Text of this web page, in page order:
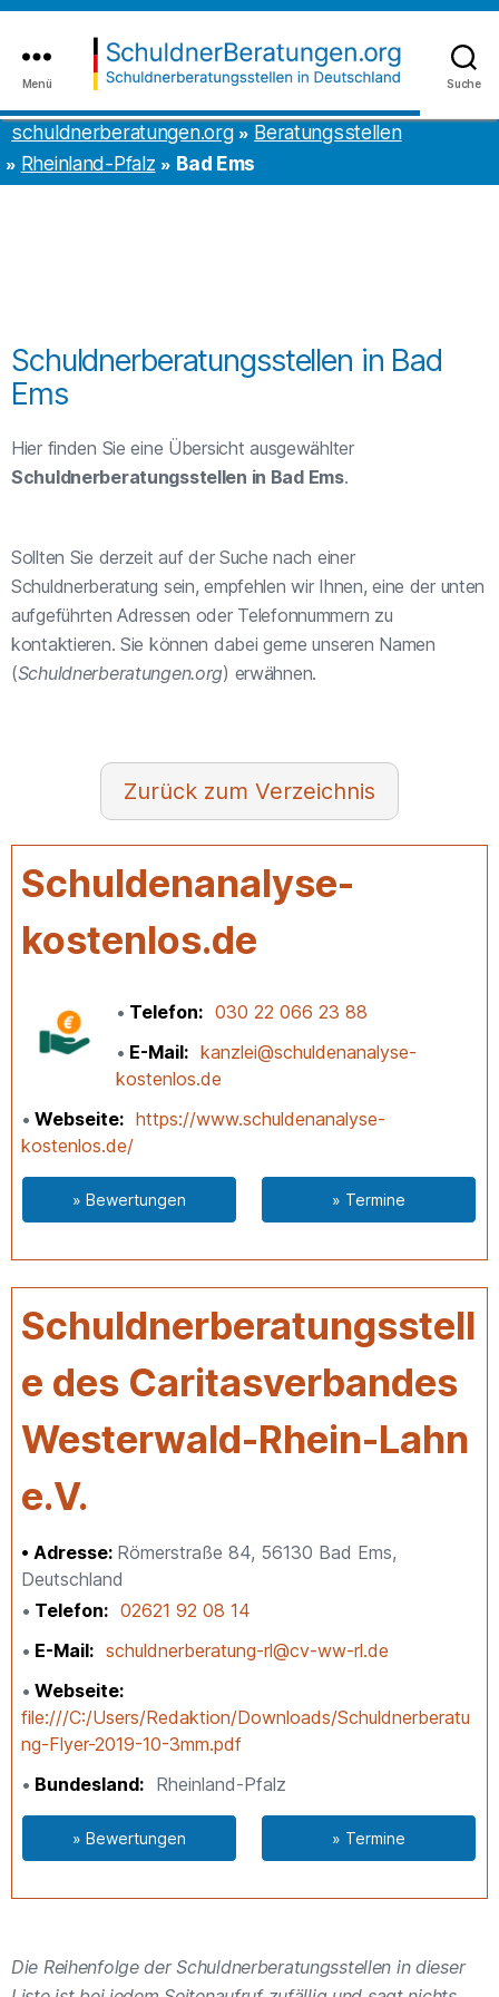
Inhalt
springen
to
the
content
Suche
schuldnerberatungen.org
Menü
schuldnerberatungen.org
Beratungsstellen
Rheinland-Pfalz
Bad Ems
Schuldnerberatungsstellen in Bad
Ems
Hier finden Sie eine Übersicht ausgewählter
Schuldnerberatungsstellen in Bad Ems.
Sollten Sie derzeit auf der Suche nach einer
Schuldnerberatung sein, empfehlen wir Ihnen, eine der unten
aufgeführten Adressen oder Telefonnummern zu
kontaktieren. Sie können dabei gerne unseren Namen
(Schuldnerberatungen.org) erwähnen.
Verzeichnis
Schuldenanalyse-
kostenlos.de
Telefon
030 22 066 23 88
E-Mail
kanzlei@schuldenanalyse-
kostenlos.de
Webseite
https://www.schuldenanalyse-
kostenlos.de/
» Bewertungen » Termine
Schuldnerberatungsstell
e des Caritasverbandes
Westerwald-Rhein-Lahn
e.V.
Adresse: Römerstraße 84, 56130 Bad Ems,
Deutschland
Telefon
02621 92 08 14
E-Mail
schuldnerberatung-rl@cv-ww-rl.de
Webseite
file:///C:/Users/Redaktion/Downloads/Schuldnerberatu
ng-Flyer-2019-10-3mm.pdf
Bundesland
Rheinland-Pfalz
» Bewertungen » Termine
Die Reihenfolge der Schuldnerberatungsstellen in dieser